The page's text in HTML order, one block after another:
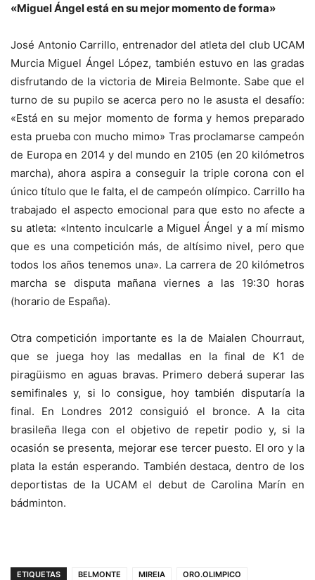
«Miguel Ángel está en su mejor momento de forma»
José Antonio Carrillo, entrenador del atleta del club UCAM
Murcia Miguel Ángel López, también estuvo en las gradas
disfrutando de la victoria de Mireia Belmonte. Sabe que el
turno de su pupilo se acerca pero no le asusta el desafío:
«Está en su mejor momento de forma y hemos preparado
esta prueba con mucho mimo» Tras proclamarse campeón
de Europa en 2014 y del mundo en 2105 (en 20 kilómetros
marcha), ahora aspira a conseguir la triple corona con el
único título que le falta, el de campeón olímpico. Carrillo ha
trabajado el aspecto emocional para que esto no afecte a
su atleta: «Intento inculcarle a Miguel Ángel y a mí mismo
que es una competición más, de altísimo nivel, pero que
todos los años tenemos una». La carrera de 20 kilómetros
marcha se disputa mañana viernes a las 19:30 horas
(horario de España).
Otra competición importante es la de Maialen Chourraut,
que se juega hoy las medallas en la final de K1 de
piragüismo en aguas bravas. Primero deberá superar las
semifinales y, si lo consigue, hoy también disputaría la
final. En Londres 2012 consiguió el bronce. A la cita
brasileña llega con el objetivo de repetir podio y, si la
ocasión se presenta, mejorar ese tercer puesto. El oro y la
plata la están esperando. También destaca, dentro de los
deportistas de la UCAM el debut de Carolina Marín en
bádminton.
ETIQUETAS BELMONTE MIREIA ORO.OLIMPICO